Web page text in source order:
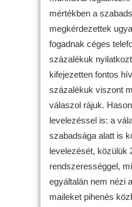
mértékben a
megkérdezettek
fogadnak céges
százalékuk
kifejezetten fontos
százalékuk viszont
válaszol rájuk.
levelezéssel is: a
szabadsága alatt is
levelezését, közülük
rendszerességgel,
egyáltalán nem nézi
maileket pihenés